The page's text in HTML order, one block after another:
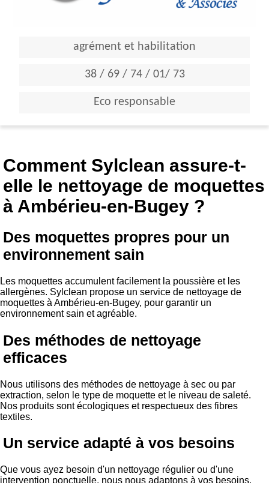
agrément et habilitation
38 / 69 / 74 / 01/ 73
Eco responsable
Comment Sylclean assure-t-
elle le nettoyage de moquettes
à Ambérieu-en-Bugey ?
Des moquettes propres pour un
environnement sain
Les moquettes accumulent facilement la poussière et les
allergènes. Sylclean propose un service de nettoyage de
moquettes à Ambérieu-en-Bugey, pour garantir un
environnement sain et agréable.
Des méthodes de nettoyage
efficaces
Nous utilisons des méthodes de nettoyage à sec ou par
extraction, selon le type de moquette et le niveau de saleté.
Nos produits sont écologiques et respectueux des fibres
textiles.
Un service adapté à vos besoins
Que vous ayez besoin d'un nettoyage régulier ou d'une
intervention ponctuelle, nous nous adaptons à vos besoins.